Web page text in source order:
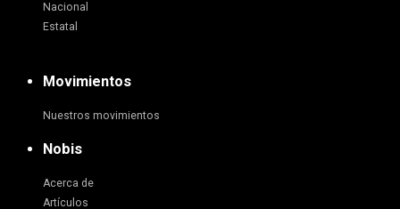
Nacional
Estatal
Movimientos
Nuestros movimientos
Nobis
Acerca de
Artículos